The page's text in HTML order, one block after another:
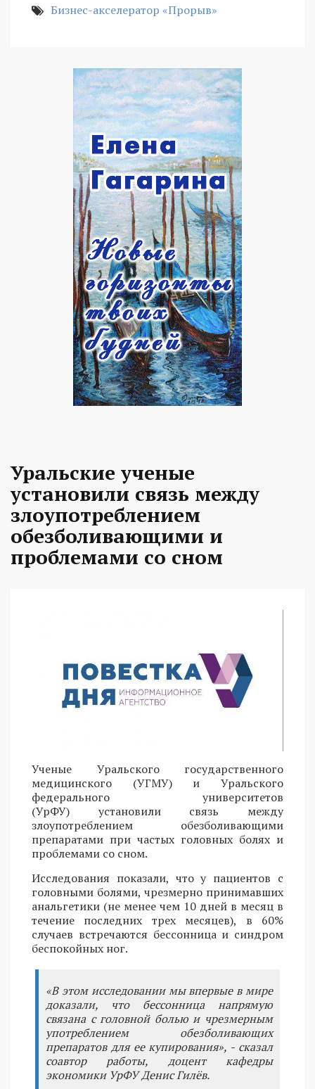
Бизнес-акселератор «Прорыв»
Уральские ученые
установили связь между
злоупотреблением
обезболивающими и
проблемами со сном
Ученые Уральского государственного
медицинского (УГМУ) и Уральского
федерального университетов
(УрФУ) установили связь между
злоупотреблением обезболивающими
препаратами при частых головных болях и
проблемами со сном.
Исследования показали, что у пациентов с
головными болями, чрезмерно принимавших
анальгетики (не менее чем 10 дней в месяц в
течение последних трех месяцев), в 60%
случаев встречаются бессонница и синдром
беспокойных ног.
«В этом исследовании мы впервые в мире
доказали, что бессонница напрямую
связана с головной болью и чрезмерным
употреблением обезболивающих
препаратов для ее купирования», - сказал
соавтор работы, доцент кафедры
экономики УрФУ Денис Гилёв.